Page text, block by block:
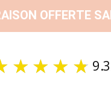
OFFERTE